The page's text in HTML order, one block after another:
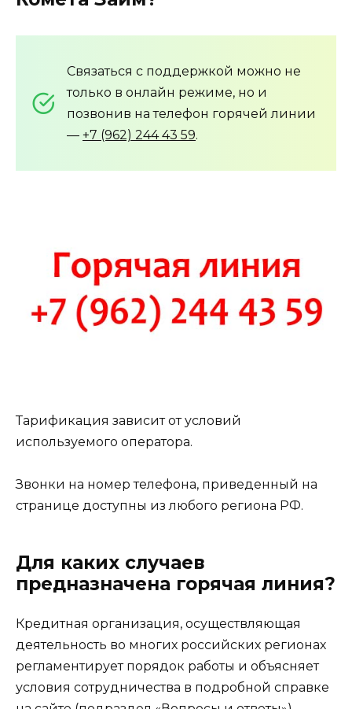
Связаться с поддержкой можно не
только в онлайн режиме, но и
позвонив на телефон горячей линии
— +7 (962) 244 43 59.
Тарификация зависит от условий
используемого оператора.
Звонки на номер телефона, приведенный на
странице доступны из любого региона РФ.
Для каких случаев
предназначена горячая линия?
Кредитная организация, осуществляющая
деятельность во многих российских регионах
регламентирует порядок работы и объясняет
условия сотрудничества в подробной справке